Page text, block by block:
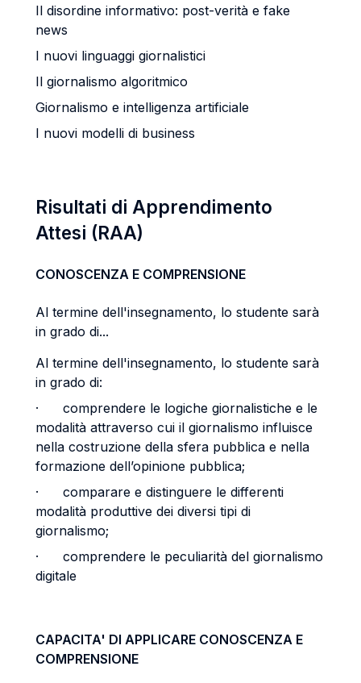
Il disordine informativo: post-verità e fake
news
I nuovi linguaggi giornalistici
Il giornalismo algoritmico
Giornalismo e intelligenza artificiale
I nuovi modelli di business
Risultati di Apprendimento
Attesi (RAA)
CONOSCENZA E COMPRENSIONE
Al termine dell'insegnamento, lo studente sarà
in grado di...
Al termine dell'insegnamento, lo studente sarà
in grado di:
· comprendere le logiche giornalistiche e le
modalità attraverso cui il giornalismo influisce
nella costruzione della sfera pubblica e nella
formazione dell’opinione pubblica;
· comparare e distinguere le differenti
modalità produttive dei diversi tipi di
giornalismo;
· comprendere le peculiarità del giornalismo
digitale
CAPACITA' DI APPLICARE CONOSCENZA E
COMPRENSIONE